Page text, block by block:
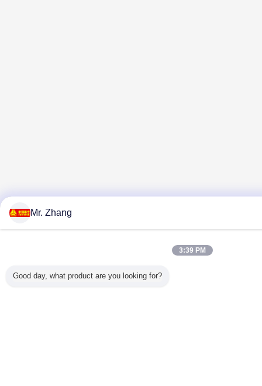
Mr. Zhang
3:39 PM
Good day, what product are you looking for?